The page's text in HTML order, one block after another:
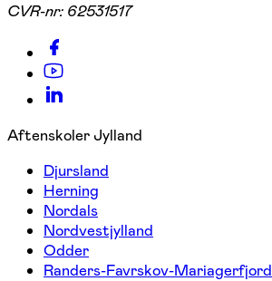
CVR-nr: 62531517
Aftenskoler Jylland
Djursland
Herning
Nordals
Nordvestjylland
Odder
Randers-Favrskov-